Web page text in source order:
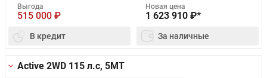
Выгода
515 000 ₽
Новая цена
1 623 910 ₽*
В кредит За наличные
Active 2WD 115 л.с, 5MT